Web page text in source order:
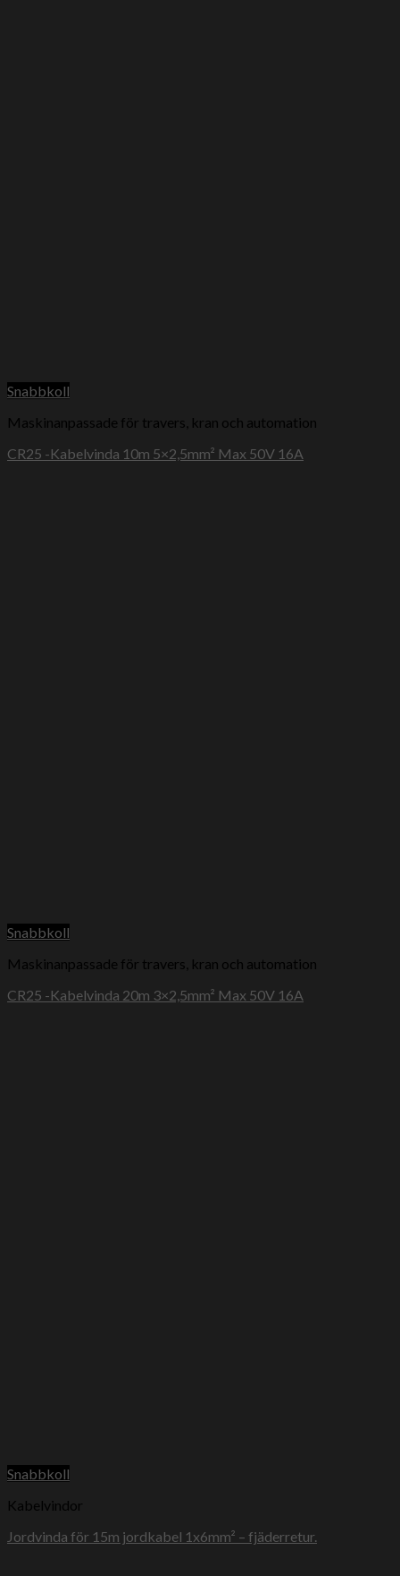
Snabbkoll
Maskinanpassade för travers, kran och automation
CR25 -Kabelvinda 10m 5×2,5mm² Max 50V 16A
Snabbkoll
Maskinanpassade för travers, kran och automation
CR25 -Kabelvinda 20m 3×2,5mm² Max 50V 16A
Snabbkoll
Kabelvindor
Jordvinda för 15m jordkabel 1x6mm² – fjäderretur.